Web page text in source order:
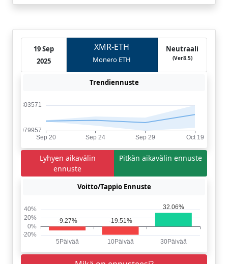
19 Sep
2025
XMR-ETH
Monero ETH
Neutraali
(Ver8.5)
Trendiennuste
Lyhyen aikavälin
ennuste
Pitkän aikavälin ennuste
Voitto/Tappio Ennuste